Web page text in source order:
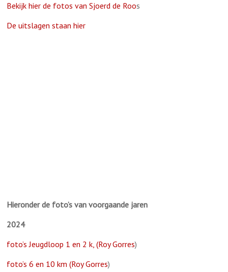
Bekijk hier de fotos van Sjoerd de Roos
De uitslagen staan hier
Hieronder de foto’s van voorgaande jaren
2024
foto’s Jeugdloop 1 en 2 k, (Roy Gorres)
foto’s 6 en 10 km (Roy Gorres)